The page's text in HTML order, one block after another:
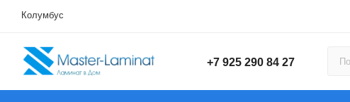
Колумбус
+7 925 290 84 27